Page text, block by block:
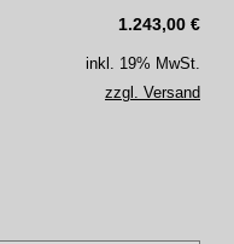
1.243,00 €
inkl. 19% MwSt.
zzgl. Versand